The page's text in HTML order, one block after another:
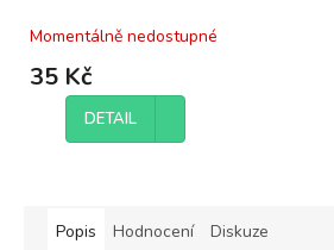
Momentálně nedostupné
35 Kč
DETAIL
Popis Hodnocení Diskuze